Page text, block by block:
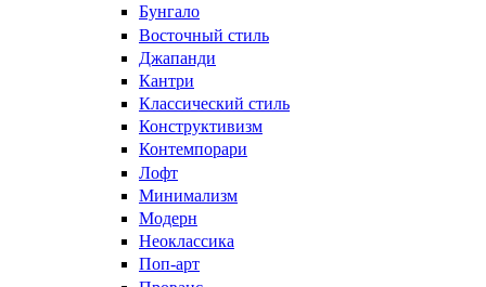
Бунгало
Восточный стиль
Джапанди
Кантри
Классический стиль
Конструктивизм
Контемпорари
Лофт
Минимализм
Модерн
Неоклассика
Поп-арт